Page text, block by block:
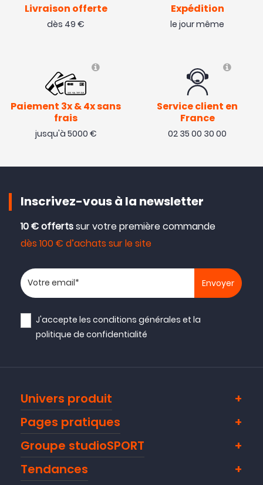
Livraison offerte
dès 49 €
Expédition
le jour même
Paiement 3x & 4x sans
frais
jusqu'à 5000 €
Service client en
France
02 35 00 30 00
Inscrivez-vous à la newsletter
10 € offertssur votre première commande
dès 100 € d’achats sur le site
Votre adresse email
J'accepte lesconditions générales et la
politique de confidentialité
Univers produit
Pages pratiques
Groupe studioSPORT
Tendances